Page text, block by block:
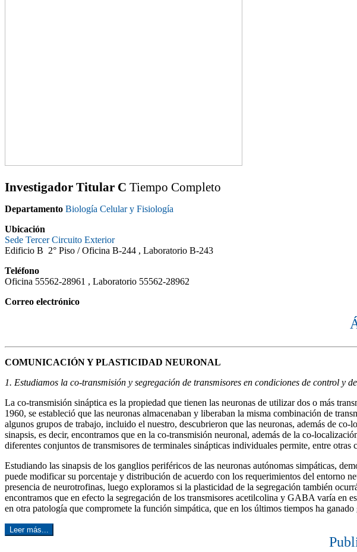
Investigador Titular C Tiempo Completo
Departamento Biología Celular y Fisiología
Ubicación
Sede Tercer Circuito Exterior
Edificio B 2° Piso /Oficina B-244 , Laboratorio B-243
Teléfono
Oficina 55562-28961 , Laboratorio 55562-28962
Correo electrónico
COMUNICACIÓN Y PLASTICIDAD NEURONAL
1. Estudiamos la co-transmisión y segregación de transmisores en condiciones de control y
La co-transmisión sináptica es la propiedad que tienen las neuronas de utilizar dos o más
1960, se estableció que las neuronas almacenaban y liberaban la misma combinación de
algunos grupos de trabajo, incluido el nuestro, descubrieron que las neuronas, además de
sinapsis, es decir, encontramos que en la co-transmisión neuronal, además de la co-
diferentes conjuntos de transmisores de terminales sinápticas individuales permite, entre otras
Estudiando las sinapsis de los ganglios periféricos de las neuronas autónomas simpáticas,
puede modificar su porcentaje y distribución de acuerdo con los requerimientos del entorno
presencia de neurotrofinas, luego exploramos si la plasticidad de la segregación también
encontramos que en efecto la segregación de los transmisores acetilcolina y GABA varía en
en otra patología que compromete la función simpática, que en los últimos tiempos ha
Leer más...